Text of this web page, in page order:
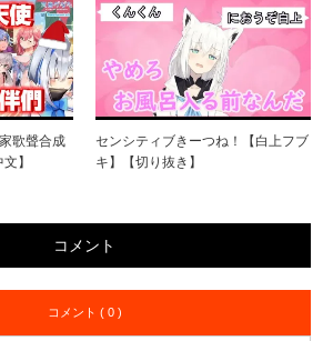
歌聲合成
】
センシティブきーつね！【白上フブ
キ】【切り抜き】
コメント
コメント ( 0 )